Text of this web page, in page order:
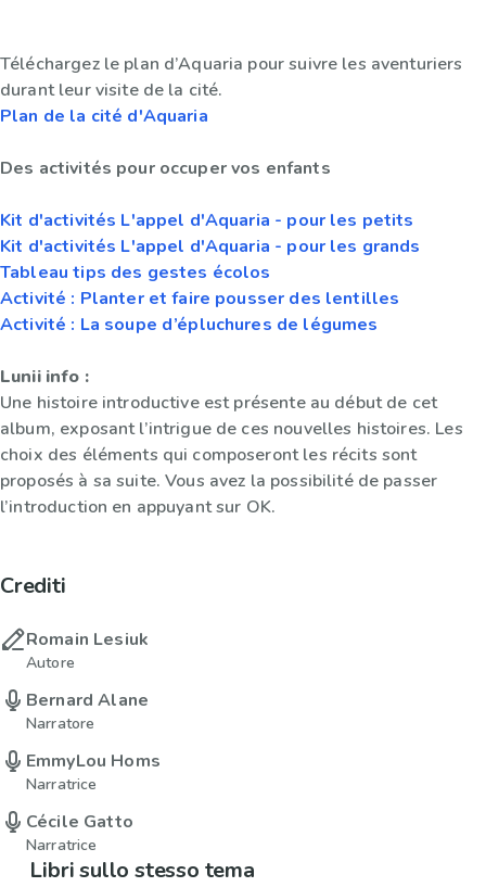
Téléchargez le plan d’Aquaria pour suivre les aventuriers
durant leur visite de la cité.
Plan de la cité d'Aquaria
Des activités pour occuper vos enfants
Kit d'activités L'appel d'Aquaria - pour les petits
Kit d'activités L'appel d'Aquaria - pour les grands
Tableau tips des gestes écolos
Activité : Planter et faire pousser des lentilles
Activité : La soupe d’épluchures de légumes
Lunii info :
Une histoire introductive est présente au début de cet
album, exposant l’intrigue de ces nouvelles histoires. Les
choix des éléments qui composeront les récits sont
proposés à sa suite. Vous avez la possibilité de passer
l’introduction en appuyant sur OK.
Crediti
Romain Lesiuk
Autore
Bernard Alane
Narratore
EmmyLou Homs
Narratrice
Cécile Gatto
Narratrice
Libri sullo stesso tema